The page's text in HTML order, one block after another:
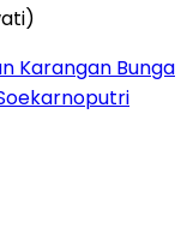
Karangan Bunga